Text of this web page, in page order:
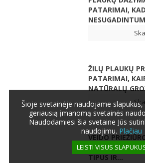
PATARIMAI, KAD
ŽILŲ PLAUKŲ
PATARIMAI,
NATŪRALŲ
VEIDO
IŠSAMUS
TIPUS IR...
Šioje svetainėje naudojame
geriausią įmanomą svetainės
Naudodamiesi šia svetaine Jūs
naudojimu. Plačiau
LEISTI VISUS